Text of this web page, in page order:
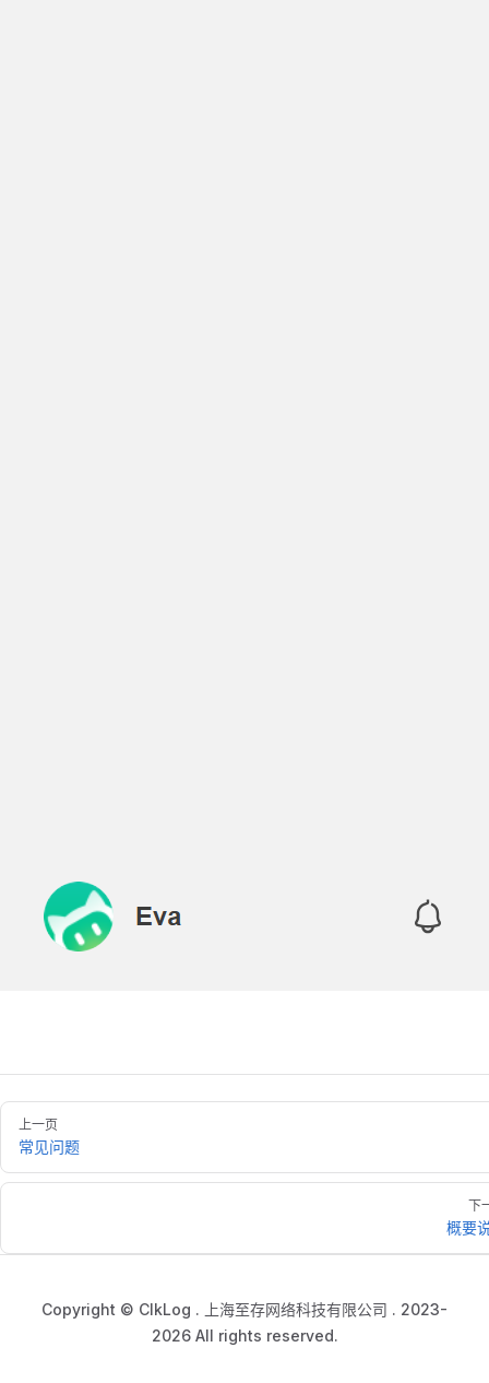
上一页
常见问题
下
概要
Copyright © ClkLog . 上海至存网络科技有限公司 . 2023-
2026 All rights reserved.